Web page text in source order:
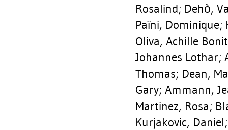
Rosalind; Dehò,
Païni, Dominique;
Oliva, Achille
Johannes Lothar;
Thomas; Dean,
Gary; Ammann,
Martinez, Rosa;
Kurjakovic, Daniel